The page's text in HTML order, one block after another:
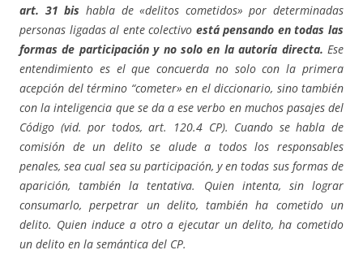
art. 31 bis habla de «delitos cometidos» por determinadas
personas ligadas al ente colectivo está pensando en todas las
formas de participación y no solo en la autoría directa. Ese
entendimiento es el que concuerda no solo con la primera
acepción del término “cometer» en el diccionario, sino también
con la inteligencia que se da a ese verbo en muchos pasajes del
Código (vid. por todos, art. 120.4 CP). Cuando se habla de
comisión de un delito se alude a todos los responsables
penales, sea cual sea su participación, y en todas sus formas de
aparición, también la tentativa. Quien intenta, sin lograr
consumarlo, perpetrar un delito, también ha cometido un
delito. Quien induce a otro a ejecutar un delito, ha cometido
un delito en la semántica del CP.